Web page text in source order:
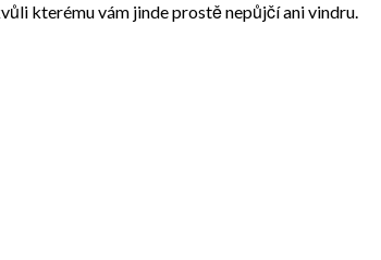
kterému vám jinde prostě nepůjčí ani vindru.